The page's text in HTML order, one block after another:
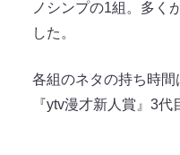
ノシンプの1組。多く
した。
各組のネタの持ち時
『ytv漫才新人賞』3